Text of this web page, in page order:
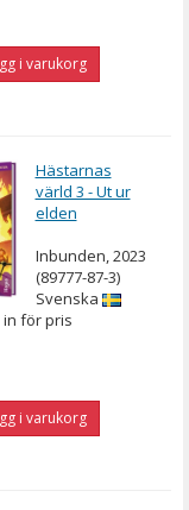
i varukorg
Hästarnas
värld 3 - Ut ur
elden
Inbunden, 2023
(89777-87-3)
Svenska
in för pris
i varukorg